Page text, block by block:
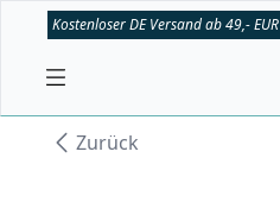
Kostenloser DE Versand ab 49,- EUR
Zurück